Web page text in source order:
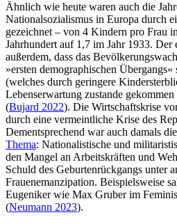
Ähnlich wie heute waren auch die
Nationalsozialismus in Europa durch
gezeichnet – von 4 Kindern pro Frau
Jahrhundert auf 1,7 im Jahr 1933. Der
außerdem, dass das
»ersten demographischen Übergangs«
(welches durch geringere
Lebenserwartung zustande
(Bujard 2022). Die Wirtschaftskrise
durch eine vermeintliche Krise des
Dementsprechend war auch damals
Thema: Nationalistische und
den Mangel an Arbeitskräften und
Schuld des Geburtenrückgangs unter
Frauenemanzipation. Beispielsweise
Eugeniker wie Max Gruber im
(Neumann 2023).